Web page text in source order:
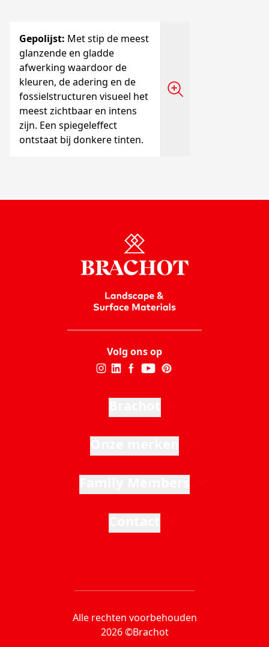
Gepolijst: Met stip de meest
glanzende en gladde
afwerking waardoor de
kleuren, de adering en de
fossielstructuren visueel het
meest zichtbaar en intens
zijn. Een spiegeleffect
ontstaat bij donkere tinten.
Volg ons op
Alle rechten voorbehouden
2026 ©Brachot